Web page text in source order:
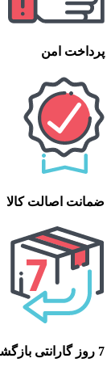
پرداخت امن
ضمانت اصالت کالا
7 روز گارانتی بازگشت وجه